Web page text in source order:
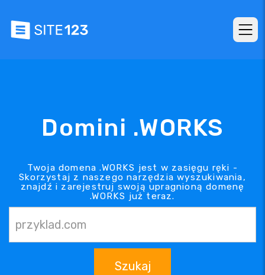
Domini .WORKS
Twoja domena .WORKS jest w zasięgu ręki -
Skorzystaj z naszego narzędzia wyszukiwania,
znajdź i zarejestruj swoją upragnioną domenę
.WORKS już teraz.
Szukaj